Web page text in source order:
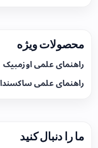
محصولات ویژه
راهنمای علمی اوزمپیک
راهنمای علمی ساکسندا
ما را دنبال کنید